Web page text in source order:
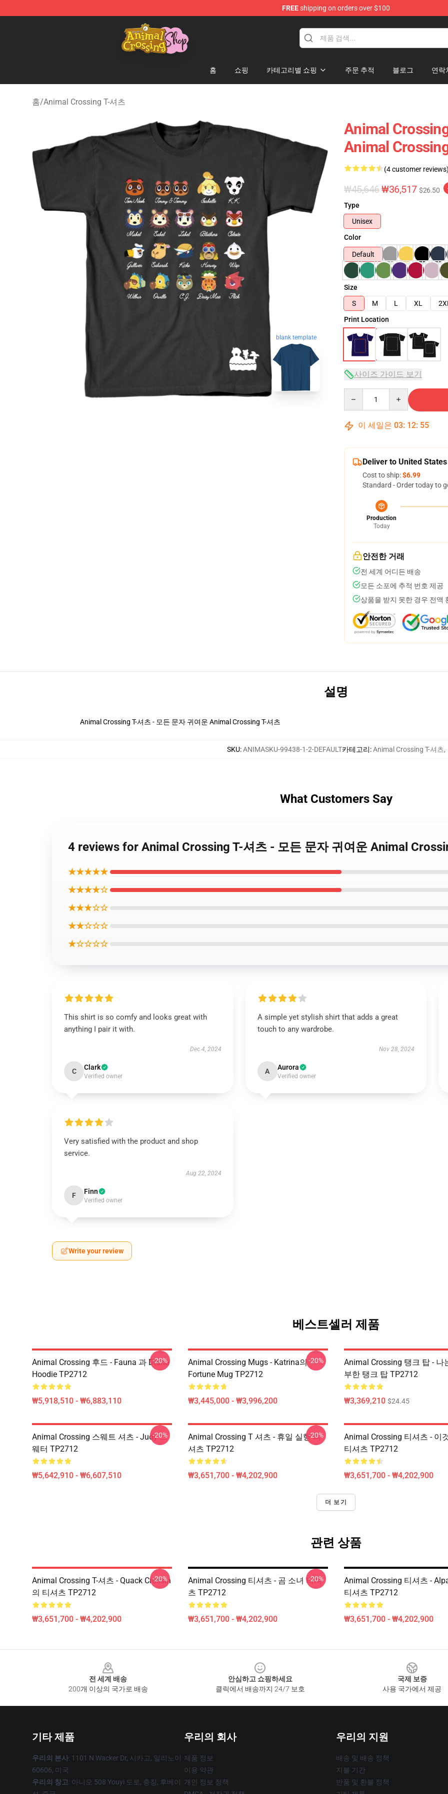
FREEshipping on orders over $100
Animal Crossing Shop - Official Animal Crossing Merchandise Store
홈 쇼핑 카테고리별 쇼핑 주문 추적 블로그 연락
홈/Animal Crossing T-셔츠
blank template
Animal
Animal
(4 customer reviews)
₩45,646₩36,517 $26.50
Type
Unisex
Color
Default
Size
S
M L XL 2XL
Print Location
사이즈 가이드 보기
이 세일은 03: 12: 54
Deliver to United States
Cost to ship:$6.99
Standard - Order today to
Production
Today
안전한 거래
전 세계 어디든 배송
모든 소포에 추적 번호 제공
상품을 받지 못한 경우 전액
설명
Animal Crossing T-셔츠 - 모든 문자 귀여운 Animal Crossing T-셔츠
SKU:ANIMASKU-99438-1-2-DEFAULT카테고리:Animal Crossing T-셔츠,
What Customers Say
4 reviews for Animal Crossing T-셔츠 - 모든 문자 귀여운 Animal
★★★★★
★★★★☆
★★★☆☆
★★☆☆☆
★☆☆☆☆
This shirt is so comfy and looks great with
anything I pair it with.
Dec 4, 2024
C Clark
Verified owner
A simple yet stylish shirt that adds a great
touch to any wardrobe.
Nov 28, 2024
A Aurora
Verified owner
Very satisfied with the product and shop
service.
Aug 22, 2024
F Finn
Verified owner
Write your review
베스트셀러 제품
Animal Crossing 후드 - Fauna 과 Diana
Hoodie TP2712
₩5,918,510 - ₩6,883,110
-20%
Animal Crossing Mugs - Katrina의
Fortune Mug TP2712
₩3,445,000 - ₩3,996,200
-20%
Animal Crossing 탱크 탑 - 나
부한 탱크 탑 TP2712
₩3,369,210 $24.45
Animal Crossing 스웨트 셔츠 - Judy 스
웨터 TP2712
₩5,642,910 - ₩6,607,510
-20%
Animal Crossing T 셔츠 - 휴일 실행 티
셔츠 TP2712
₩3,651,700 - ₩4,202,900
-20%
Animal Crossing 티셔츠 - 이
티셔츠 TP2712
₩3,651,700 - ₩4,202,900
더 보기
관련 상품
Animal Crossing T-셔츠 - Quack Crossin
의 티셔츠 TP2712
₩3,651,700 - ₩4,202,900
-20%
Animal Crossing 티셔츠 - 곰 소녀 티셔
츠 TP2712
₩3,651,700 - ₩4,202,900
-20%
Animal Crossing 티셔츠 -
티셔츠 TP2712
₩3,651,700 - ₩4,202,900
전 세계 배송
200개 이상의 국가로 배송
안심하고 쇼핑하세요
클릭에서 배송까지 24/7 보호
국제 보증
사용 국가에서 제공
기타 제품
우리의 본사: 1101 N Wacker Dr, 시카고, 일리노이
60606, 미국
우리의 창고: 아니오 508 Youyi 도로, 충칭, 후베이
우리의 회사
제품 정보
이용 약관
개인 정보 정책
우리의 지원
배송 및 배송 정책
지불 기간
반품 및 환불 정책